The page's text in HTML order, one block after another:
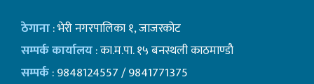
ठेगाना: भेरी नगरपालिका १, जाजरकोट
सम्पर्क कार्यालय: का.म.पा. १५ बनस्थली काठमाण्डाै
सम्पर्क: 9848124557 / 9841771375